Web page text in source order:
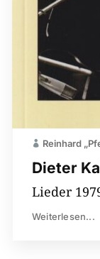
Dieter
Reinhard
Lieder
Weiterlesen...